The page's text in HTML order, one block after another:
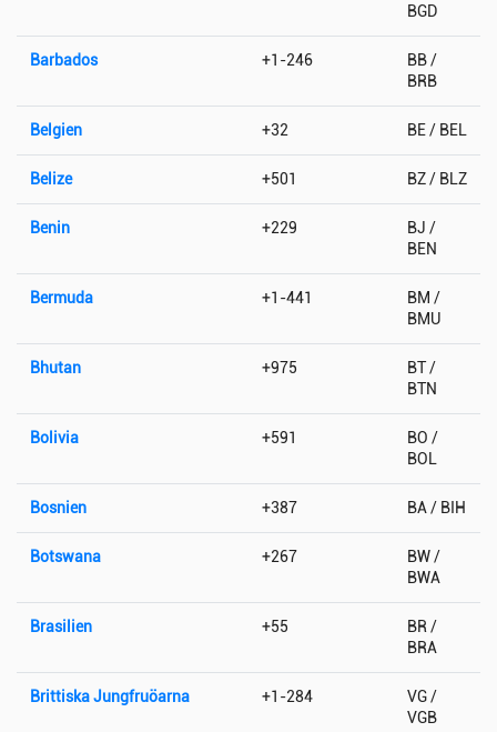
BGD
Barbados +1-246
BB /
BRB
Belgien +32 BE / BEL
Belize +501 BZ / BLZ
Benin +229
BJ /
BEN
Bermuda +1-441
BM /
BMU
Bhutan +975
BT /
BTN
Bolivia +591
BO /
BOL
Bosnien +387 BA / BIH
Botswana +267
BW /
BWA
Brasilien +55
BR /
BRA
Brittiska Jungfruöarna +1-284
VG /
VGB